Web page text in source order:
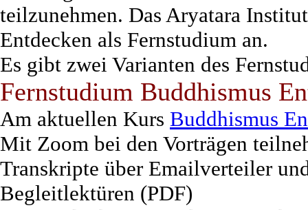
teilzunehmen. Das Aryatara
Entdecken als Fernstudium an.
Es gibt zwei Varianten des
Fernstudium Buddhismus
Am aktuellen Kurs Buddhismus
Mit Zoom bei den Vorträgen
Transkripte über Emailverteiler
Begleitlektüren (PDF)